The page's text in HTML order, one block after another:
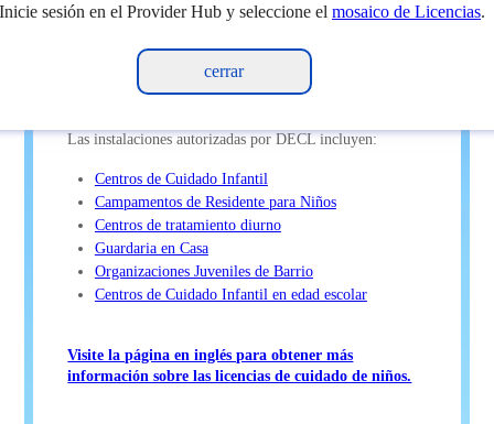
sesión en el Provider Hub y seleccione el mosaico de Licencias.
(DECL) otorga licencias a más de 5.000 centros de
cuidado infantil en Colorado que proporcionan
menos de 24 horas de atención.
Las instalaciones autorizadas por DECL incluyen:
Centros de Cuidado Infantil
Campamentos de Residente para Niños
Centros de tratamiento diurno
Guardaria en Casa
Organizaciones Juveniles de Barrio
Centros de Cuidado Infantil en edad escolar
Visite la página en inglés para obtener más
información sobre las licencias de cuidado de niños.